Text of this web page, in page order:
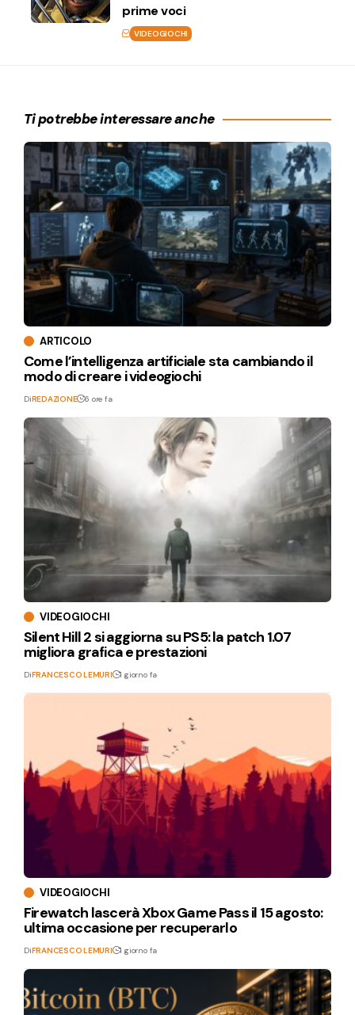
prime voci
VIDEOGIOCHI
Ti potrebbe interessare anche
ARTICOLO
Come l’intelligenza artificiale sta cambiando il
modo di creare i videogiochi
DiREDAZIONE 6 ore fa
VIDEOGIOCHI
Silent Hill 2 si aggiorna su PS5: la patch 1.07
migliora grafica e prestazioni
DiFRANCESCO LEMURI 1 giorno fa
VIDEOGIOCHI
Firewatch lascerà Xbox Game Pass il 15 agosto:
ultima occasione per recuperarlo
DiFRANCESCO LEMURI 1 giorno fa